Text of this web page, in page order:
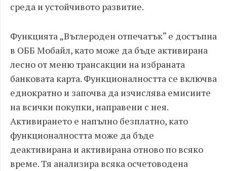
среда и устойчивото развитие.
Функцията „Въглероден отпечатък“ е достъпна
в ОББ Мобайл, като може да бъде активирана
лесно от меню трансакции на избраната
банковата карта. Функционалността се включва
еднократно и започва да изчислява емисиите
на всички покупки, направени с нея.
Активирането е напълно безплатно, като
функционалността може да бъде
деактивирана и активирана отново по всяко
време. Тя анализира всяка осчетоводена